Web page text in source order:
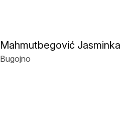
Mahmutbegović Jasminka
Bugojno